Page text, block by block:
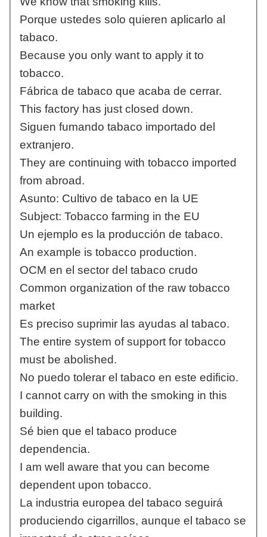
Porque ustedes solo quieren aplicarlo al
tabaco.
Because you only want to apply it to
tobacco.
Fábrica de tabaco que acaba de cerrar.
This factory has just closed down.
Siguen fumando tabaco importado del
extranjero.
They are continuing with tobacco imported
from abroad.
Asunto: Cultivo de tabaco en la UE
Subject: Tobacco farming in the EU
Un ejemplo es la producción de tabaco.
An example is tobacco production.
OCM en el sector del tabaco crudo
Common organization of the raw tobacco
market
Es preciso suprimir las ayudas al tabaco.
The entire system of support for tobacco
must be abolished.
No puedo tolerar el tabaco en este edificio.
I cannot carry on with the smoking in this
building.
Sé bien que el tabaco produce
dependencia.
I am well aware that you can become
dependent upon tobacco.
La industria europea del tabaco seguirá
produciendo cigarrillos, aunque el tabaco se